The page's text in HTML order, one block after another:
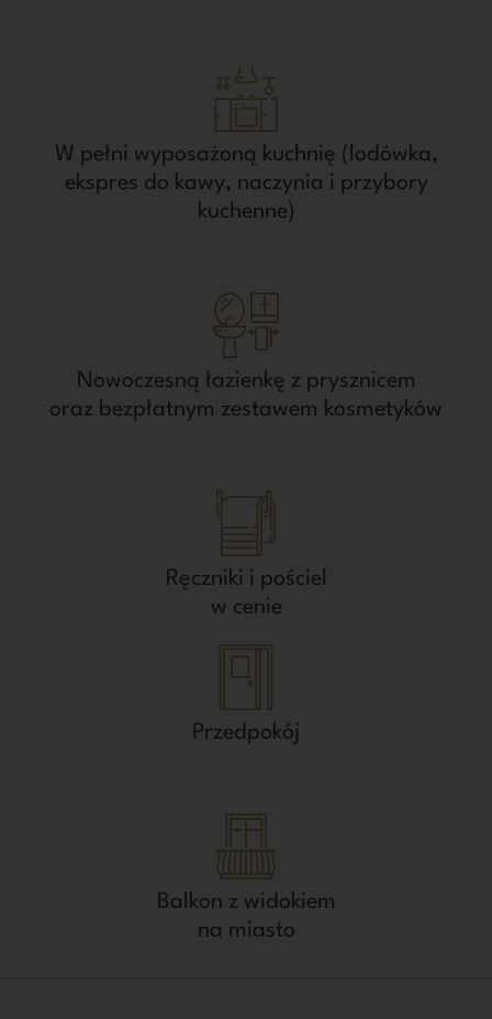
W pełni wyposażoną kuchnię (lodówka,
ekspres do kawy, naczynia i przybory
kuchenne)
Nowoczesną łazienkę z prysznicem
oraz bezpłatnym zestawem kosmetyków
Ręczniki i pościel
w cenie
Przedpokój
Balkon z widokiem
na miasto